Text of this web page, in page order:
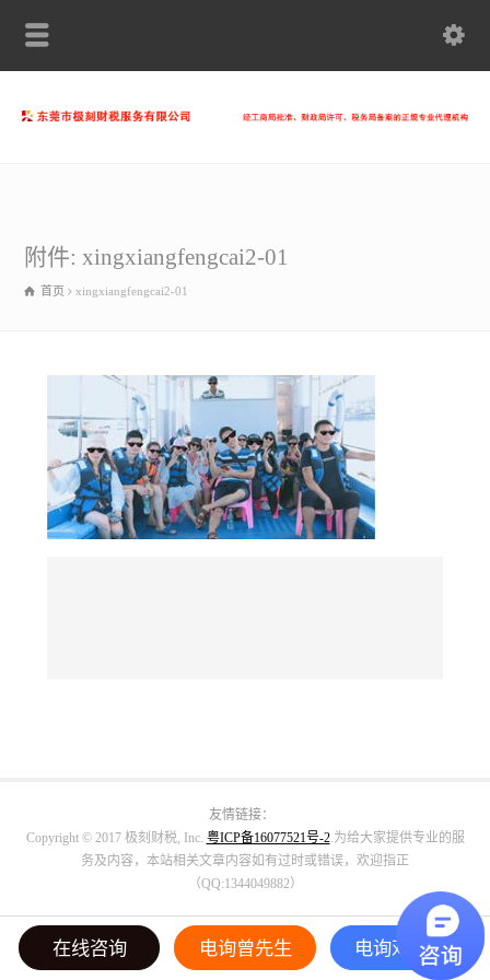
附件: xingxiangfengcai2-01
首页 xingxiangfengcai2-01
友情链接：
Copyright © 2017 极刻财税, Inc. 粤ICP备16077521号-2.为给大家提供专业的服
务及内容，本站相关文章内容如有过时或错误，欢迎指正
（QQ:1344049882）
在线咨询 电询曾先生 电询邓小姐